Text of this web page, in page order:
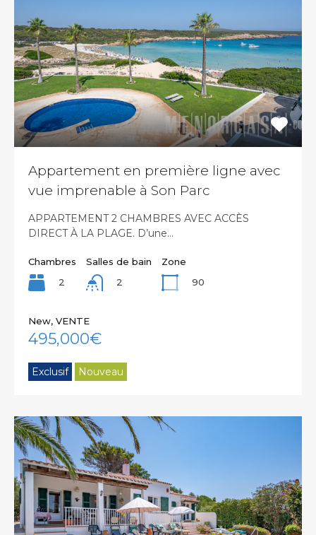
Appartement en première ligne avec
vue imprenable à Son Parc
APPARTEMENT 2 CHAMBRES AVEC ACCÈS
DIRECT À LA PLAGE. D’une…
Chambres
2
Salles de bain
2
Zone
90
New, VENTE
495,000€
Exclusif Nouveau